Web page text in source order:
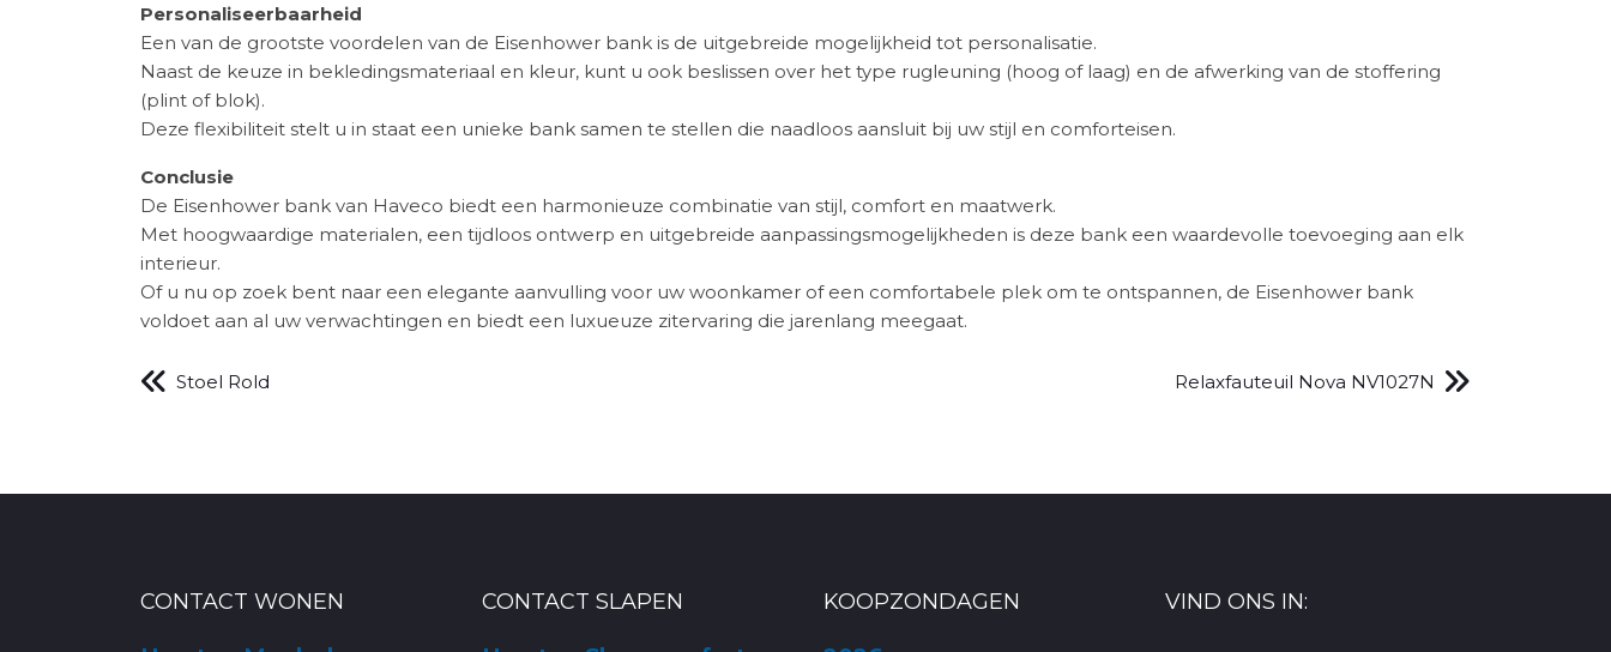
Personaliseerbaarheid
Een van de grootste voordelen van de Eisenhower bank is de uitgebreide mogelijkheid tot personalisatie.
Naast de keuze in bekledingsmateriaal en kleur, kunt u ook beslissen over het type rugleuning (hoog of laag) en de afwerking van de stoffering
(plint of blok).
Deze flexibiliteit stelt u in staat een unieke bank samen te stellen die naadloos aansluit bij uw stijl en comforteisen.
Conclusie
De Eisenhower bank van Haveco biedt een harmonieuze combinatie van stijl, comfort en maatwerk.
Met hoogwaardige materialen, een tijdloos ontwerp en uitgebreide aanpassingsmogelijkheden is deze bank een waardevolle toevoeging aan elk
interieur.
Of u nu op zoek bent naar een elegante aanvulling voor uw woonkamer of een comfortabele plek om te ontspannen, de Eisenhower bank
voldoet aan al uw verwachtingen en biedt een luxueuze zitervaring die jarenlang meegaat.
Stoel Rold Relaxfauteuil Nova NV1027N
CONTACT WONEN CONTACT SLAPEN KOOPZONDAGEN VIND ONS IN: